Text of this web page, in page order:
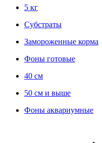
5 кг
Субстраты
Замороженные корма
Фоны готовые
40 см
50 см и выше
Фоны аквариумные